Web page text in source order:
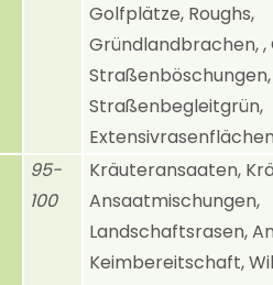
Golfplätze, Roughs,
Gründlandbrachen,
Straßenböschungen,
Straßenbegleitgrün,
95-
100
Kräuteransaaten,
Ansaatmischungen,
Landschaftsrasen,
Keimbereitschaft,